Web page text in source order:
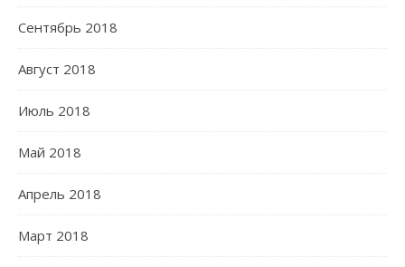
Сентябрь 2018
Август 2018
Июль 2018
Май 2018
Апрель 2018
Март 2018